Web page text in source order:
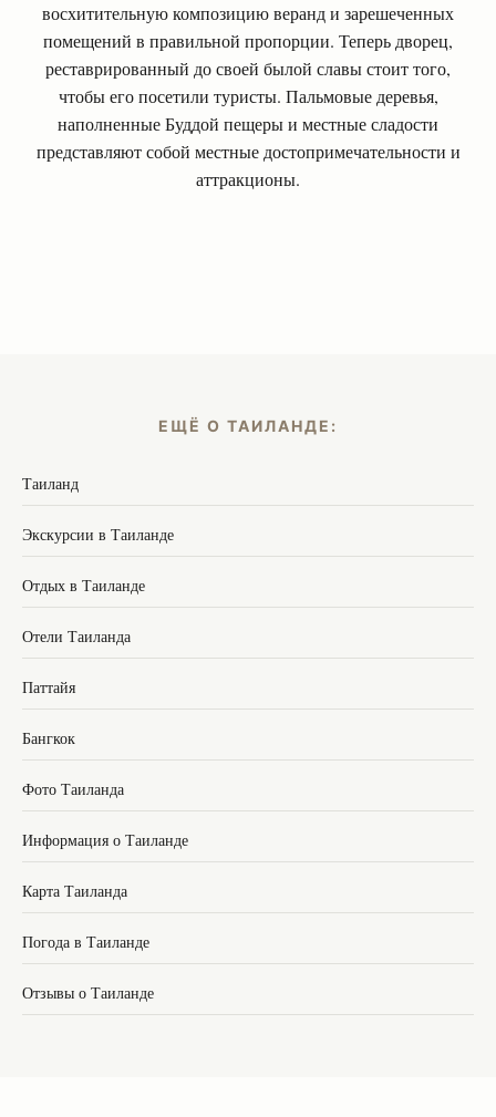
восхитительную композицию веранд и зарешеченных
помещений в правильной пропорции. Теперь дворец,
реставрированный до своей былой славы стоит того,
чтобы его посетили туристы. Пальмовые деревья,
наполненные Буддой пещеры и местные сладости
представляют собой местные достопримечательности и
аттракционы.
ЕЩЁ О ТАИЛАНДЕ:
Таиланд
Экскурсии в Таиланде
Отдых в Таиланде
Отели Таиланда
Паттайя
Бангкок
Фото Таиланда
Информация о Таиланде
Карта Таиланда
Погода в Таиланде
Отзывы о Таиланде